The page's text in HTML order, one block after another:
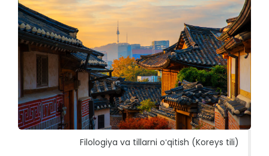
Filologiya va tillarni oʻqitish (Koreys tili)